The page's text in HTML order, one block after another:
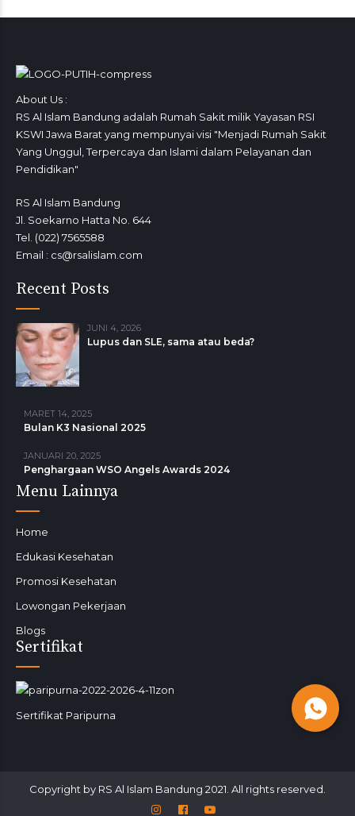
About Us :
RS Al Islam Bandung adalah Rumah Sakit milik Yayasan RSI
KSWI Jawa Barat yang mempunyai visi "Menjadi Rumah Sakit
Yang Unggul, Terpercaya dan Islami dalam Pelayanan dan
Pendidikan"
RS Al Islam Bandung
Jl. Soekarno Hatta No. 644
Tel. (022) 7565588
Email : cs@rsalislam.com
Recent Posts
JUNI 4, 2026
Lupus dan SLE, sama atau beda?
MARET 14, 2025
Bulan K3 Nasional 2025
JANUARI 20, 2025
Penghargaan WSO Angels Awards 2024
Menu Lainnya
Home
Edukasi Kesehatan
Promosi Kesehatan
Lowongan Pekerjaan
Blogs
Sertifikat
Sertifikat Paripurna
Copyright by RS Al Islam Bandung 2021. All rights reserved.